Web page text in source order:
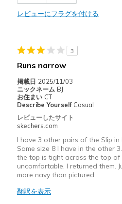
商品が期待と異なったレビュー
以下に最適
Casual Wear
Going Out
Width
Feels true to
Sizing
View On Shoes
レビューにフラグを付ける
3
Runs narrow
掲載日 2025/11/03
ニックネーム BJ
お住まい CT
Describe Yourself Casual
レビューしたサイト
skechers.com
I have 3 other pairs of the Slip
Same size 8 I have in the other
the top is tight across the top of
uncomfortable. I returned them.
more navy than pictured
翻訳を表示